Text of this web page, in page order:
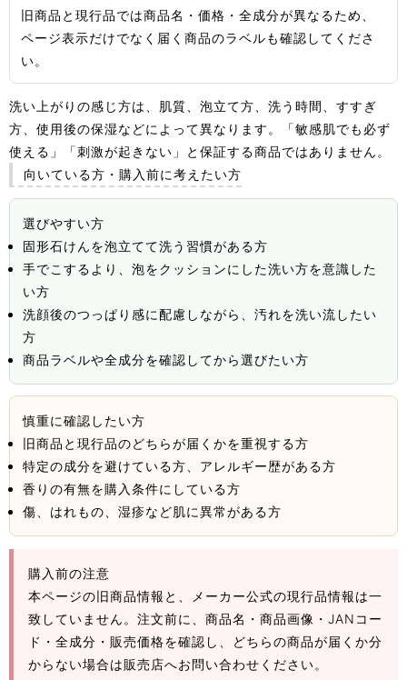
旧商品と現行品では商品名・価格・全成分が異なるため、
ページ表示だけでなく届く商品のラベルも確認してくださ
い。
洗い上がりの感じ方は、肌質、泡立て方、洗う時間、すすぎ
方、使用後の保湿などによって異なります。「敏感肌でも必ず
使える」「刺激が起きない」と保証する商品ではありません。
向いている方・購入前に考えたい方
選びやすい方
固形石けんを泡立てて洗う習慣がある方
手でこするより、泡をクッションにした洗い方を意識した
い方
洗顔後のつっぱり感に配慮しながら、汚れを洗い流したい
方
商品ラベルや全成分を確認してから選びたい方
慎重に確認したい方
旧商品と現行品のどちらが届くかを重視する方
特定の成分を避けている方、アレルギー歴がある方
香りの有無を購入条件にしている方
傷、はれもの、湿疹など肌に異常がある方
購入前の注意
本ページの旧商品情報と、メーカー公式の現行品情報は一
致していません。注文前に、商品名・商品画像・JANコー
ド・全成分・販売価格を確認し、どちらの商品が届くか分
からない場合は販売店へお問い合わせください。